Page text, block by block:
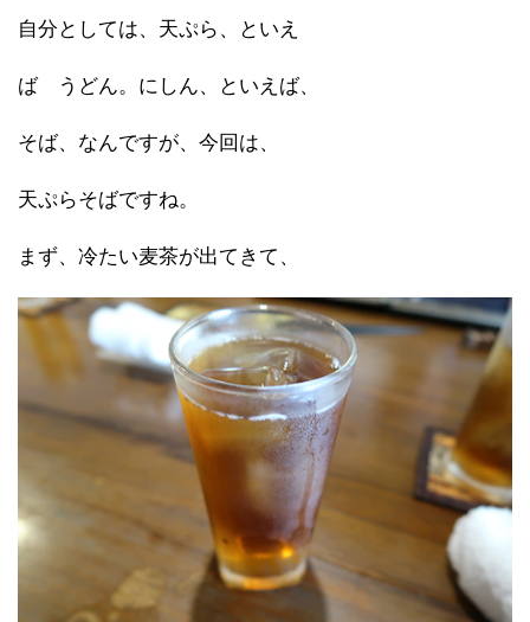
自分としては、天ぷら、といえ
ば うどん。にしん、といえば、
そば、なんですが、今回は、
天ぷらそばですね。
まず、冷たい麦茶が出てきて、